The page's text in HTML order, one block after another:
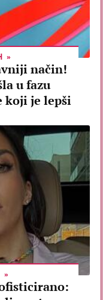
način!
u fazu
koji je lepši